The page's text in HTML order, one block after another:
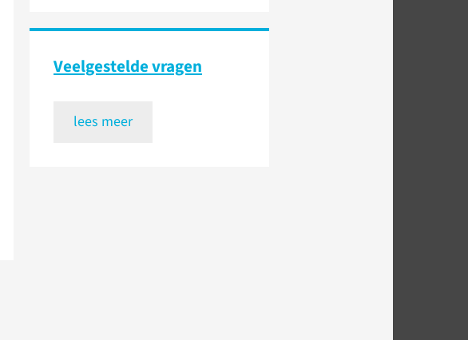
Veelgestelde vragen
lees meer